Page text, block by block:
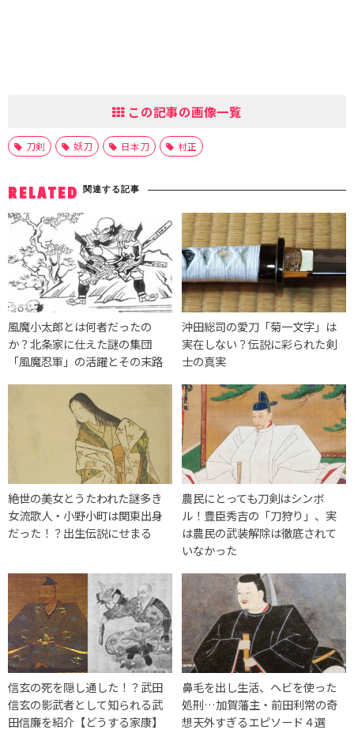
この記事の画像一覧
刀剣 妖刀 日本刀 村正
RELATED 関連する記事
風魔小太郎とは何者だったの
か？北条家に仕えた謎の集団
「風魔忍軍」の活躍とその末路
沖田総司の愛刀「菊一文字」は
実在しない？伝説に彩られた剣
士の真実
絶世の美女とうたわれた謎多き
女流歌人・小野小町は関東出身
だった！？出生伝説にせまる
農民にとっても刀剣はシンボ
ル！豊臣秀吉の「刀狩り」、実
は農民の武装解除は徹底されて
いなかった
信玄の死を隠し通した！？武田
信玄の影武者として知られる武
田信廉を紹介【どうする家康】
鼻毛を出し生活、ヘビを使った
処刑…加賀藩主・前田利常の奇
想天外すぎるエピソード４選